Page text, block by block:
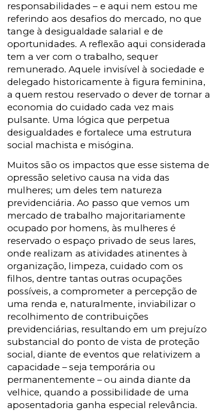
responsabilidades – e aqui nem estou me
referindo aos desafios do mercado, no que
tange à desigualdade salarial e de
oportunidades. A reflexão aqui considerada
tem a ver com o trabalho, sequer
remunerado. Aquele invisível à sociedade e
delegado historicamente à figura feminina,
a quem restou reservado o dever de tornar a
economia do cuidado cada vez mais
pulsante. Uma lógica que perpetua
desigualdades e fortalece uma estrutura
social machista e misógina.
Muitos são os impactos que esse sistema de
opressão seletivo causa na vida das
mulheres; um deles tem natureza
previdenciária. Ao passo que vemos um
mercado de trabalho majoritariamente
ocupado por homens, às mulheres é
reservado o espaço privado de seus lares,
onde realizam as atividades atinentes à
organização, limpeza, cuidado com os
filhos, dentre tantas outras ocupações
possíveis, a comprometer a percepção de
uma renda e, naturalmente, inviabilizar o
recolhimento de contribuições
previdenciárias, resultando em um prejuízo
substancial do ponto de vista de proteção
social, diante de eventos que relativizem a
capacidade – seja temporária ou
permanentemente – ou ainda diante da
velhice, quando a possibilidade de uma
aposentadoria ganha especial relevância.